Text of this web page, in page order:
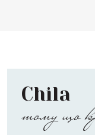
Chila
тому що